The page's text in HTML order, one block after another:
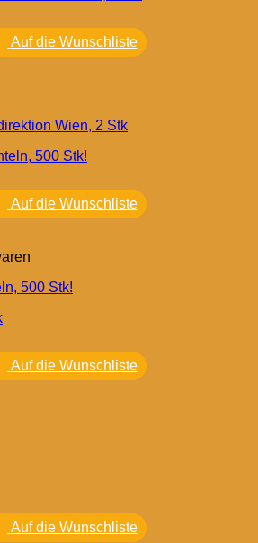
Auf die Wunschliste
Wien, 2 Stk
Auf die Wunschliste
500 Stk!
Auf die Wunschliste
Auf die Wunschliste